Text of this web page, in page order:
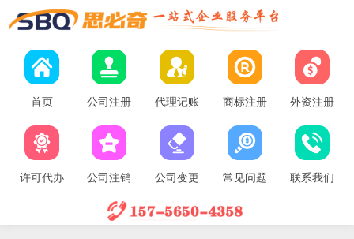
首页 公司注册 代理记账 商标注册 外资注册
许可代办 公司注销 公司变更 常见问题 联系我们